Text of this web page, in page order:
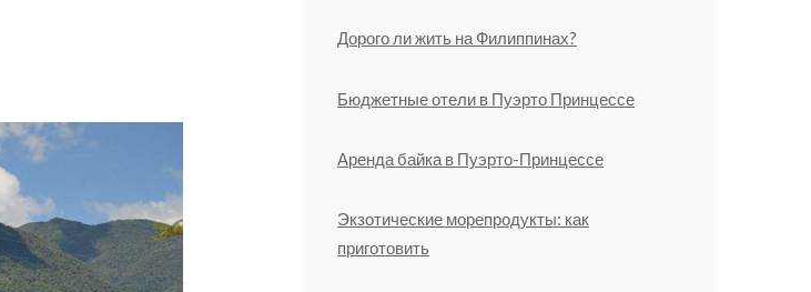
Дорого ли жить на Филиппинах?
Бюджетные отели в Пуэрто Принцессе
Аренда байка в Пуэрто-Принцессе
Экзотические морепродукты: как
приготовить